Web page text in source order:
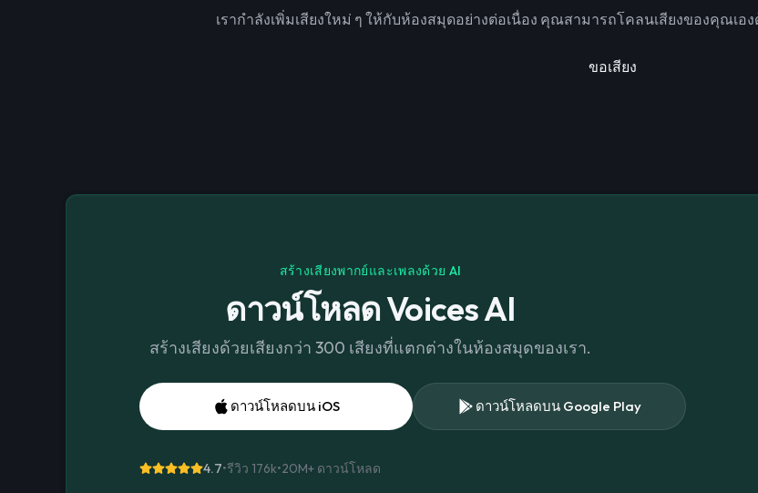
เรากำลังเพิ่มเสียงใหม่ ๆ ให้กับห้องสมุดอย่างต่อเนื่อง คุณสามารถโคลนเสียงของคุณเอง
ขอเสียง
สร้างเสียงพากย์และเพลงด้วย AI
ดาวน์โหลด Voices AI
สร้างเสียงด้วยเสียงกว่า 300 เสียงที่แตกต่างในห้องสมุดของเรา.
ดาวน์โหลดบน iOS ดาวน์โหลดบน Google Play
4.7•รีวิว 176k•20M+ ดาวน์โหลด